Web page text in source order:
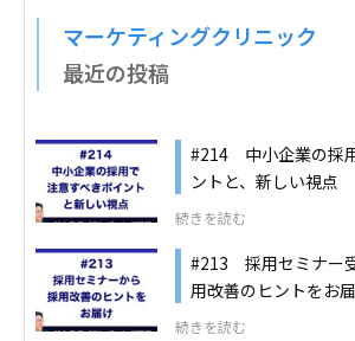
マーケティングクリニック
最近の投稿
#214 中小企業の採
ントと、新しい視点
続きを読む
#213 採用セミナー
用改善のヒントをお届
続きを読む